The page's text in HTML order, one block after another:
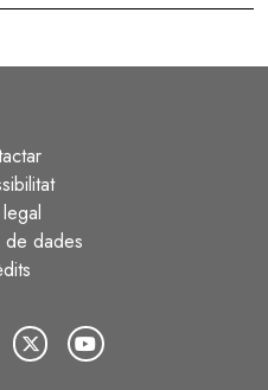
dades